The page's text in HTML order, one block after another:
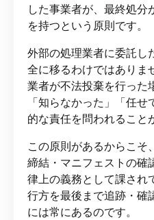
した事業者が、最終処分
を持つという原則です。
外部の処理業者に委託し
全に移るわけではありま
業者が不法投棄を行った
「知らなかった」「任
的な責任を問われること
この原則があるからこそ
締結・マニフェストの確
律上の義務として課され
行方を最後まで追跡・確
には常にあるのです。